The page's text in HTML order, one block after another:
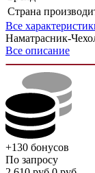
Страна
Все
Наматрасник-
Все описание
+130 бонусов
По запросу